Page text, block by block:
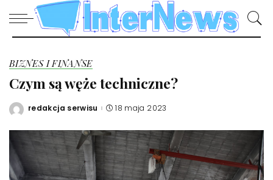
BIZNES I FINANSE
Czym są węże techniczne?
Posted
redakcja serwisu 18 maja 2023